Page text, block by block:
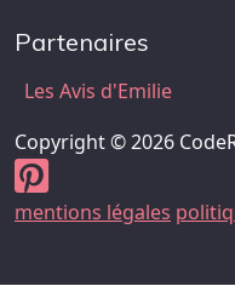
Partenaires
Les Avis d'Emilie
Copyright © 2026
mentions légales